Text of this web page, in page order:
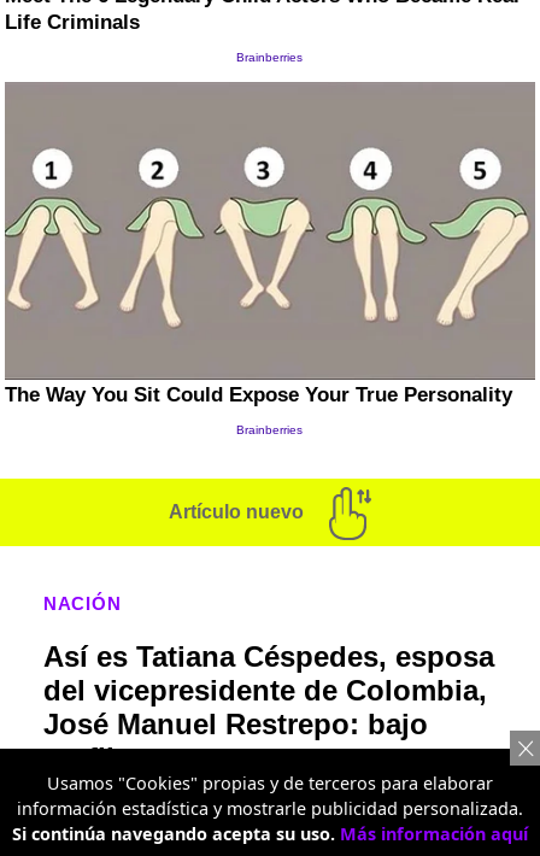
Artículo nuevo
NACIÓN
Así es Tatiana Céspedes, esposa
del vicepresidente de Colombia,
José Manuel Restrepo: bajo
perfil
Su imagen pública se ha consolidado durante
la campaña vicepresidencial, donde ha
Usamos "Cookies" propias y de terceros para elaborar
información estadística y mostrarle publicidad personalizada.
Si continúa navegando acepta su uso. Más información aquí